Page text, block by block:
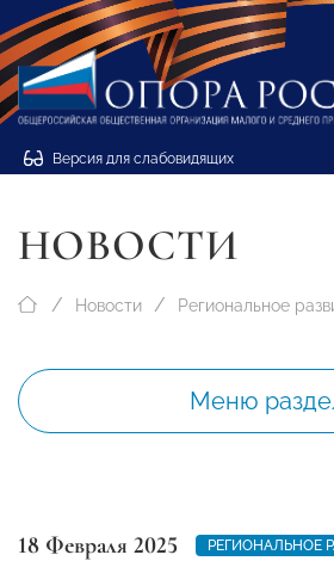
Версия для слабовидящих
НОВОСТИ
Новости Региональное
Меню
18 Февраля 2025
РЕГИОНАЛЬНОЕ